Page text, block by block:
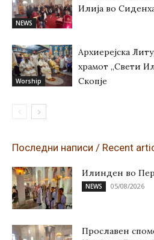
NEWS
Илија во
Worship
Архиерејска
храмот „Свети
Скопје
Последни написи / Recent
Илинден во
NEWS 05/08/2026
Прославен